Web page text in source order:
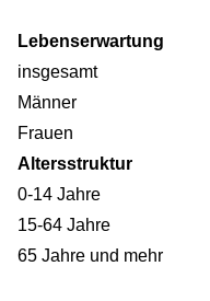
Lebenserwartung
insgesamt
Männer
Frauen
Altersstruktur
0-14 Jahre
15-64 Jahre
65 Jahre und mehr